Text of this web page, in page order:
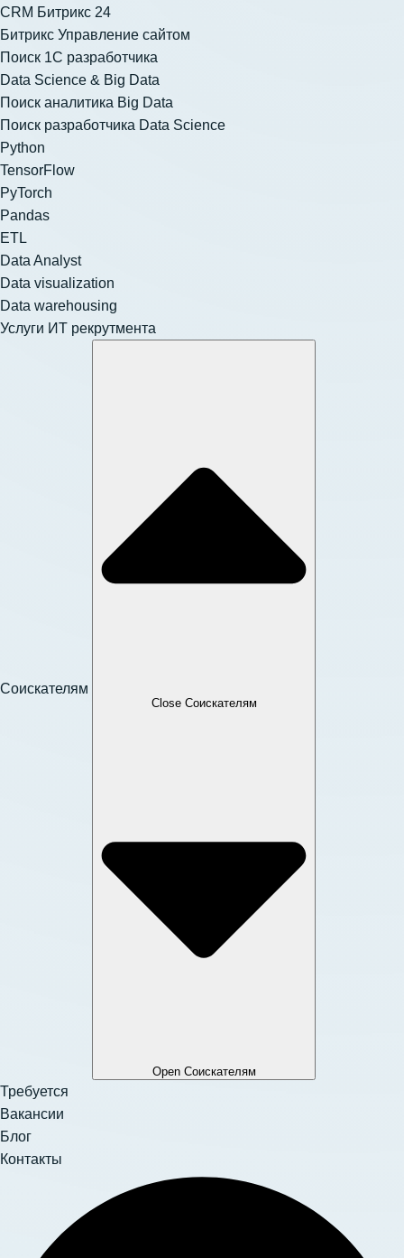
CRM Битрикс 24
Битрикс Управление сайтом
Поиск 1С разработчика
Data Science & Big Data
Поиск аналитика Big Data
Поиск разработчика Data Science
Python
TensorFlow
PyTorch
Pandas
ETL
Data Analyst
Data visualization
Data warehousing
Услуги ИТ рекрутмента
Соискателям
Close Соискателям
Open Соискателям
Требуется
Вакансии
Блог
Контакты